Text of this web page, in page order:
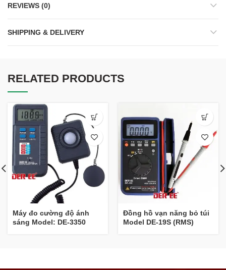
REVIEWS (0)
SHIPPING & DELIVERY
RELATED PRODUCTS
Máy đo cường độ ánh
sáng Model: DE-3350
Đồng hồ vạn năng bỏ túi
Model DE-19S (RMS)